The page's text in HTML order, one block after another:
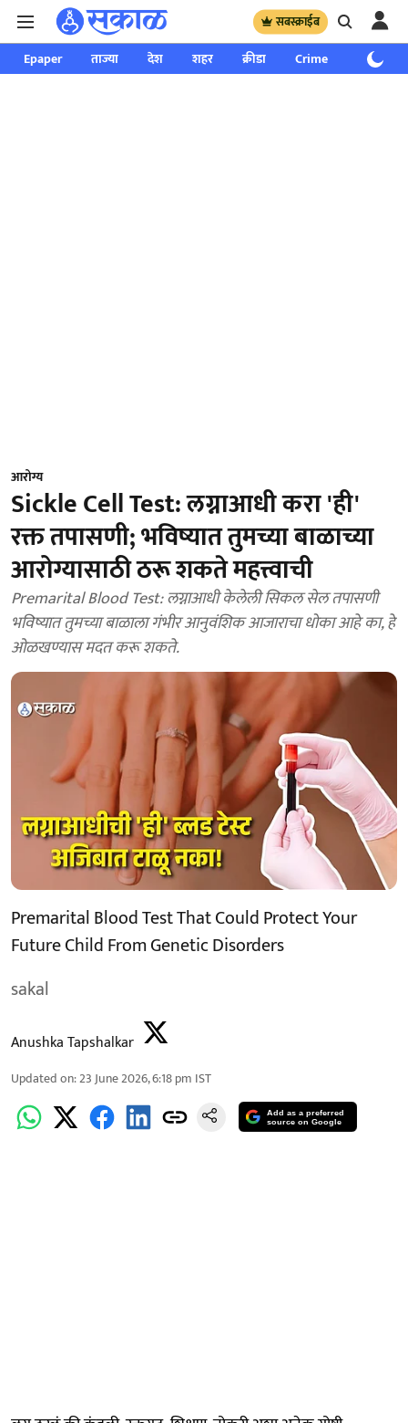
सबस्क्राईब
Epaper ताज्या देश शहर क्रीडा Crime साप्ताहिक
आरोग्य
Sickle Cell Test: लग्नाआधी करा 'ही'
रक्त तपासणी; भविष्यात तुमच्या बाळाच्या
आरोग्यासाठी ठरू शकते महत्त्वाची
Premarital Blood Test: लग्नाआधी केलेली सिकल सेल तपासणी
भविष्यात तुमच्या बाळाला गंभीर आनुवंशिक आजाराचा धोका आहे का, हे
ओळखण्यास मदत करू शकते.
Premarital Blood Test That Could Protect Your
Future Child From Genetic Disorders
sakal
Anushka Tapshalkar
Updated on:23 June 2026, 6:18 pm IST
Add as a preferred
source on Google